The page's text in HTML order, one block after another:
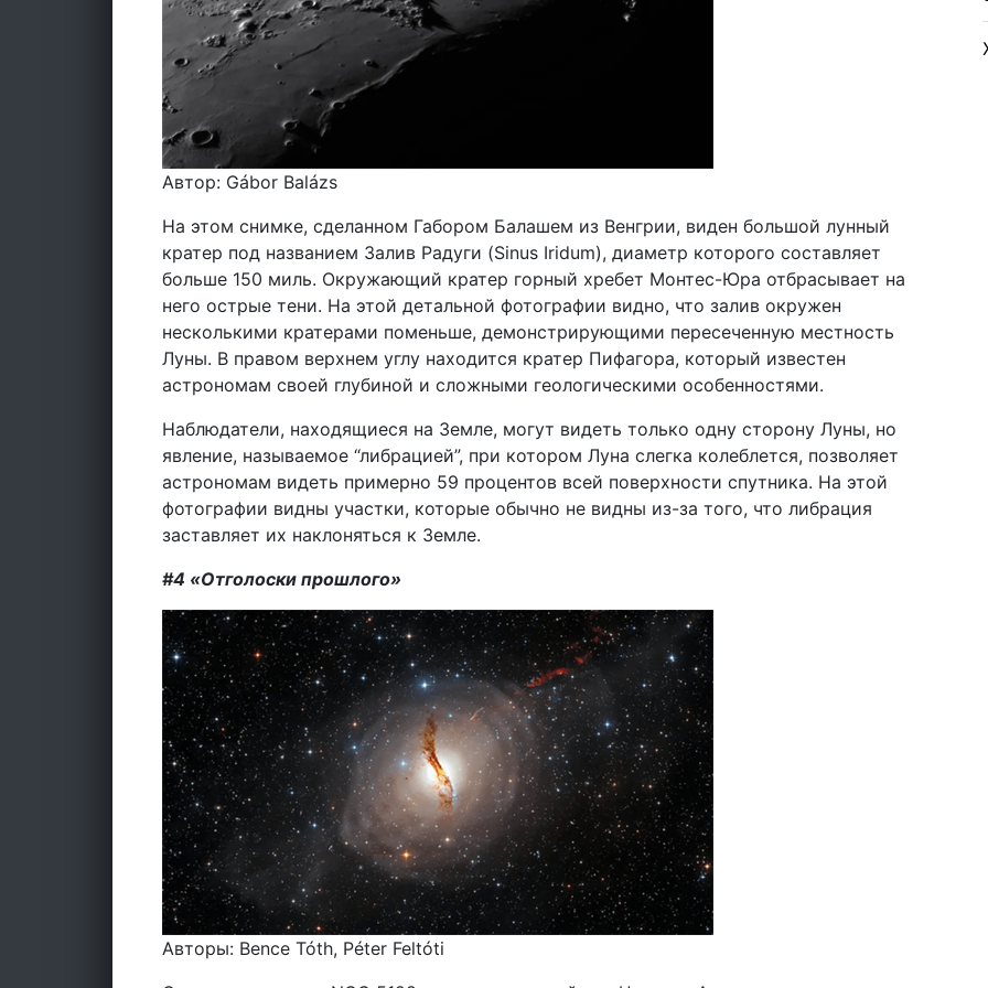
Автор: Gábor Balázs
На этом снимке, сделанном Габором Балашем из Венгрии, виден большой лунный
кратер под названием Залив Радуги (Sinus Iridum), диаметр которого составляет
больше 150 миль. Окружающий кратер горный хребет Монтес-Юра отбрасывает на
него острые тени. На этой детальной фотографии видно, что залив окружен
несколькими кратерами поменьше, демонстрирующими пересеченную местность
Луны. В правом верхнем углу находится кратер Пифагора, который известен
астрономам своей глубиной и сложными геологическими особенностями.
Наблюдатели, находящиеся на Земле, могут видеть только одну сторону Луны, но
явление, называемое “либрацией”, при котором Луна слегка колеблется, позволяет
астрономам видеть примерно 59 процентов всей поверхности спутника. На этой
фотографии видны участки, которые обычно не видны из-за того, что либрация
заставляет их наклоняться к Земле.
#4 «Отголоски прошлого»
Авторы: Bence Tóth, Péter Feltóti